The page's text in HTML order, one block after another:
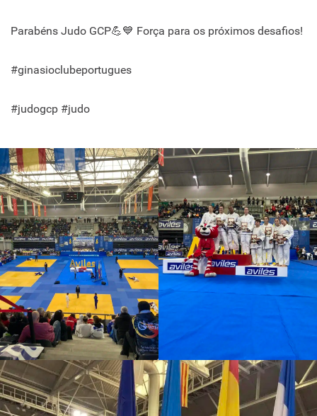
Parabéns Judo GCP💪💙 Força para os próximos desafios!
#ginasioclubeportugues
#judogcp #judo